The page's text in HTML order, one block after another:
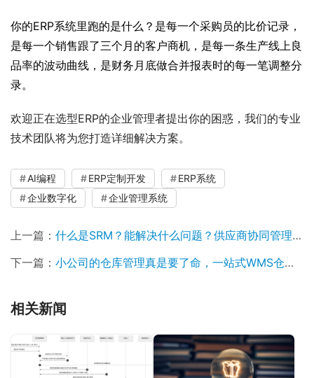
你的ERP系统里跑的是什么？是每一个采购员的比价记录，
是每一个销售跟了三个月的客户商机，是每一条生产线上良
品率的波动曲线，是财务月底做合并报表时的每一笔调整分
录。
欢迎正在选型ERP的企业管理者提出你的困惑，我们的专业
技术团队将为您打造详细解决方案。
AI编程 ERP定制开发
ERP系统
企业数字化
企业管理系统
上一篇： 什么是SRM？能解决什么问题？供应商协同管理怎么做？
下一篇： 小公司的仓库管理真是要了命，一站式WMS仓库管理系统开发帮你打造规则闭环
相关新闻